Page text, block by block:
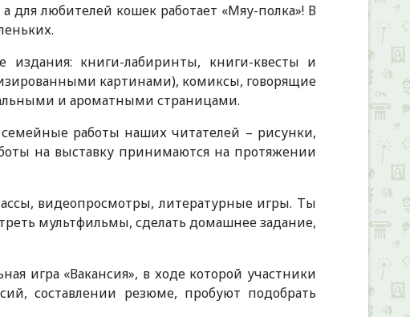
для любителей кошек работает «Мяу-полка»! В
издания: книги-лабиринты, книги-квесты и
картинами), комиксы, говорящие
и ароматными страницами.
работы наших читателей – рисунки,
на выставку принимаются на протяжении
видеопросмотры, литературные игры. Ты
мультфильмы, сделать домашнее задание,
игра «Вакансия», в ходе которой участники
составлении резюме, пробуют подобрать